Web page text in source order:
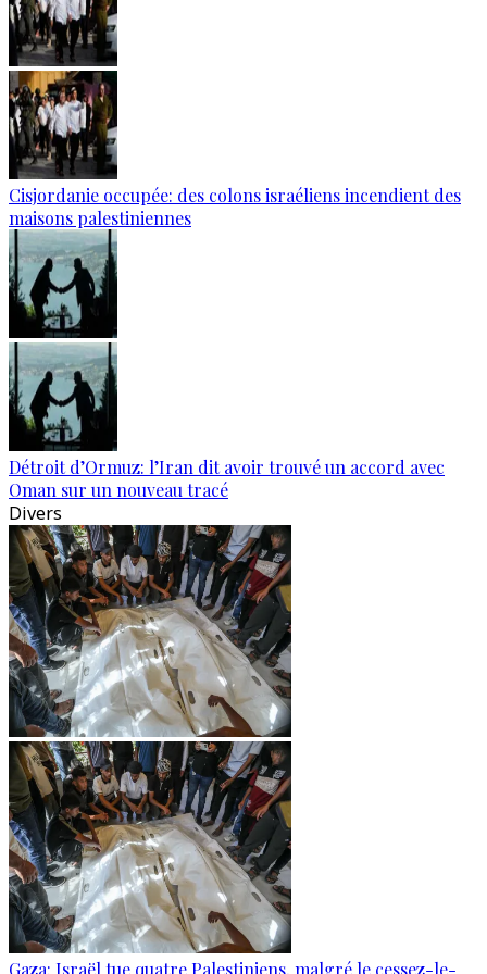
Cisjordanie occupée: des colons israéliens incendient des
maisons palestiniennes
Détroit d’Ormuz: l’Iran dit avoir trouvé un accord avec
Oman sur un nouveau tracé
Divers
Gaza: Israël tue quatre Palestiniens, malgré le cessez-le-